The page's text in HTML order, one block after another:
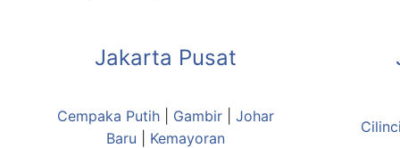
Jakarta Pusat
Cempaka Putih Gambir
Johar
Baru
Kemayoran